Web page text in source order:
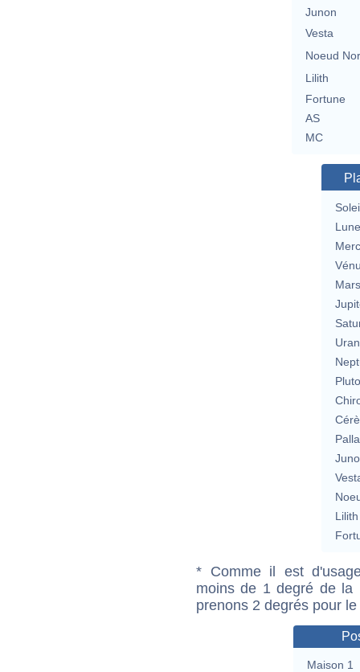
Junon
Vesta
Noeud
Lilith
Fortune
AS
MC
Lune
Mars
Lilith
* Comme il est
moins de 1 degré de la
prenons 2 degrés pour
Maison 1